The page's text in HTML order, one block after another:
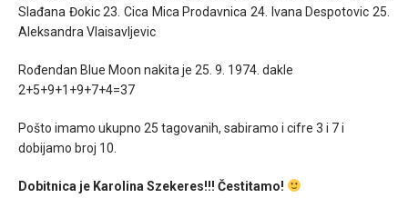
Slađana Đokic 23. Cica Mica Prodavnica 24. Ivana Despotovic 25.
Aleksandra Vlaisavljevic
Rođendan Blue Moon nakita je 25. 9. 1974. dakle
2+5+9+1+9+7+4=37
Pošto imamo ukupno 25 tagovanih, sabiramo i cifre 3 i 7 i
dobijamo broj 10.
Dobitnica je Karolina Szekeres!!! Čestitamo!